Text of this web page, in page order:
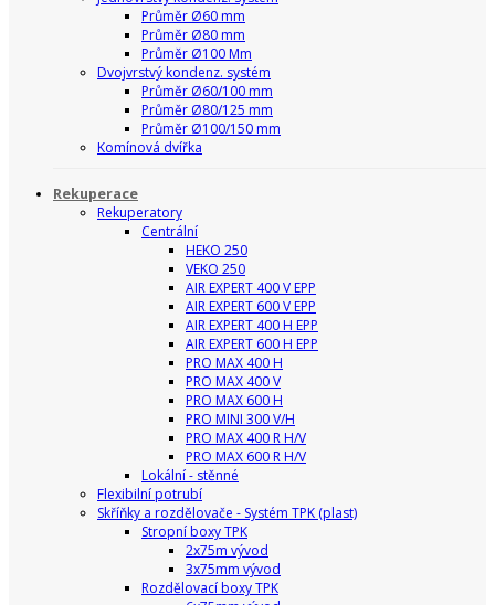
Průměr Ø60 mm
Průměr Ø80 mm
Průměr Ø100 Mm
Dvojvrstvý kondenz. systém
Průměr Ø60/100 mm
Průměr Ø80/125 mm
Průměr Ø100/150 mm
Komínová dvířka
Rekuperace
Rekuperatory
Centrální
HEKO 250
VEKO 250
AIR EXPERT 400 V EPP
AIR EXPERT 600 V EPP
AIR EXPERT 400 H EPP
AIR EXPERT 600 H EPP
PRO MAX 400 H
PRO MAX 400 V
PRO MAX 600 H
PRO MINI 300 V/H
PRO MAX 400 R H/V
PRO MAX 600 R H/V
Lokální - stěnné
Flexibilní potrubí
Skříňky a rozdělovače - Systém TPK (plast)
Stropní boxy TPK
2x75m vývod
3x75mm vývod
Rozdělovací boxy TPK